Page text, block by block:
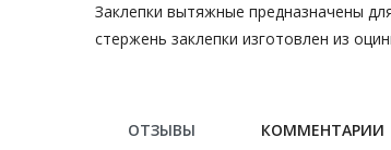
Заклепки вытяжные предназначены
стержень заклепки изготовлен из
ОТЗЫВЫ КОММЕНТАРИИ